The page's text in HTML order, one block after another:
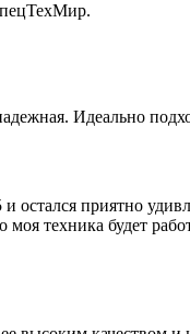
Идеально
приятно
техника будет